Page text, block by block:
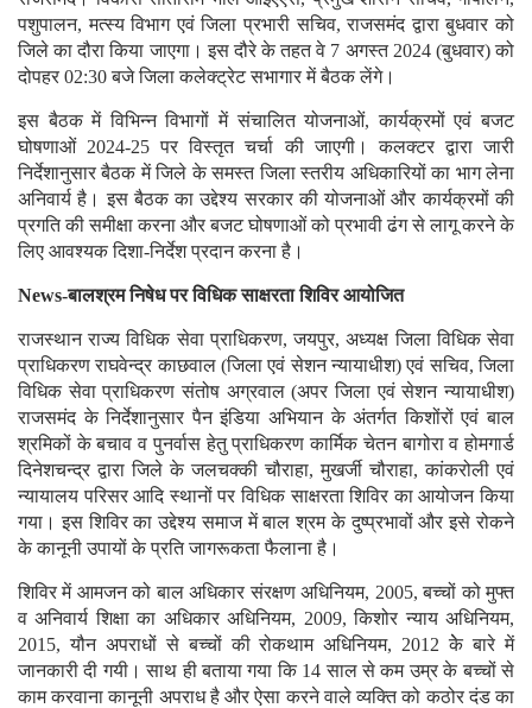
पशुपालन, मत्स्य विभाग एवं जिला प्रभारी सचिव, राजसमंद द्वारा बुधवार को
जिले का दौरा किया जाएगा। इस दौरे के तहत वे 7 अगस्त 2024 (बुधवार) को
दोपहर 02:30 बजे जिला कलेक्ट्रेट सभागार में बैठक लेंगे।
इस बैठक में विभिन्न विभागों में संचालित योजनाओं, कार्यक्रमों एवं बजट
घोषणाओं 2024-25 पर विस्तृत चर्चा की जाएगी। कलक्टर द्वारा जारी
निर्देशानुसार बैठक में जिले के समस्त जिला स्तरीय अधिकारियों का भाग लेना
अनिवार्य है। इस बैठक का उद्देश्य सरकार की योजनाओं और कार्यक्रमों की
प्रगति की समीक्षा करना और बजट घोषणाओं को प्रभावी ढंग से लागू करने के
लिए आवश्यक दिशा-निर्देश प्रदान करना है।
News-बालश्रम निषेध पर विधिक साक्षरता शिविर आयोजित
राजस्थान राज्य विधिक सेवा प्राधिकरण, जयपुर, अध्यक्ष जिला विधिक सेवा
प्राधिकरण राघवेन्द्र काछवाल (जिला एवं सेशन न्यायाधीश) एवं सचिव, जिला
विधिक सेवा प्राधिकरण संतोष अग्रवाल (अपर जिला एवं सेशन न्यायाधीश)
राजसमंद के निर्देशानुसार पैन इंडिया अभियान के अंतर्गत किशोंरों एवं बाल
श्रमिकों के बचाव व पुनर्वास हेतु प्राधिकरण कार्मिक चेतन बागोरा व होमगार्ड
दिनेशचन्द्र द्वारा जिले के जलचक्की चौराहा, मुखर्जी चौराहा, कांकरोली एवं
न्यायालय परिसर आदि स्थानों पर विधिक साक्षरता शिविर का आयोजन किया
गया। इस शिविर का उद्देश्य समाज में बाल श्रम के दुष्प्रभावों और इसे रोकने
के कानूनी उपायों के प्रति जागरूकता फैलाना है।
शिविर में आमजन को बाल अधिकार संरक्षण अधिनियम, 2005, बच्चों को मुफ्त
व अनिवार्य शिक्षा का अधिकार अधिनियम, 2009, किशोर न्याय अधिनियम,
2015, यौन अपराधों से बच्चों की रोकथाम अधिनियम, 2012 केे बारे में
जानकारी दी गयी। साथ ही बताया गया कि 14 साल से कम उम्र के बच्चों से
काम करवाना कानूनी अपराध है और ऐसा करने वाले व्यक्ति को कठोर दंड का